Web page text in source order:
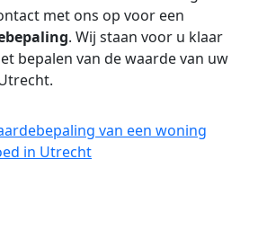
met ons op voor een
. Wij staan voor u klaar
bepalen van de waarde van uw
van een woning
in Utrecht